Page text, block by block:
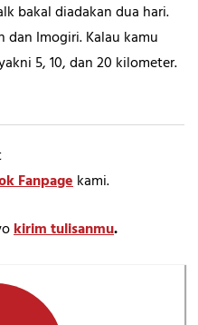
bakal diadakan dua hari.
dan Imogiri. Kalau kamu
5, 10, dan 20 kilometer.
Fanpagekami.
kirim tulisanmu.